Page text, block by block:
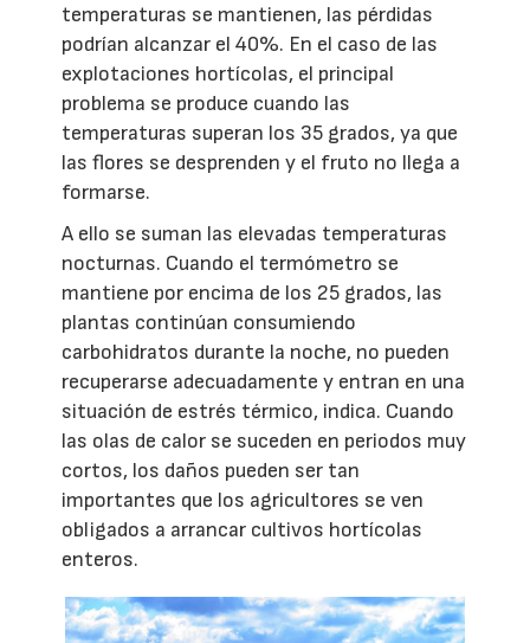
temperaturas se mantienen, las pérdidas
podrían alcanzar el 40%. En el caso de las
explotaciones hortícolas, el principal
problema se produce cuando las
temperaturas superan los 35 grados, ya que
las flores se desprenden y el fruto no llega a
formarse.
A ello se suman las elevadas temperaturas
nocturnas. Cuando el termómetro se
mantiene por encima de los 25 grados, las
plantas continúan consumiendo
carbohidratos durante la noche, no pueden
recuperarse adecuadamente y entran en una
situación de estrés térmico, indica. Cuando
las olas de calor se suceden en periodos muy
cortos, los daños pueden ser tan
importantes que los agricultores se ven
obligados a arrancar cultivos hortícolas
enteros.